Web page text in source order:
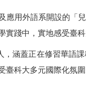
用外語系開設的「
踐中，實地感受臺
，涵蓋正在修習華語
科大多元國際化氛圍